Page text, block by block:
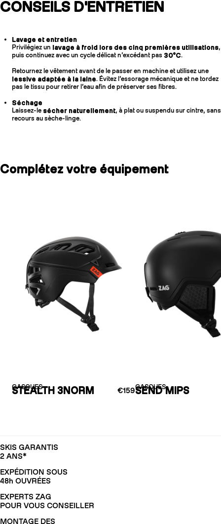
CONSEILS D'ENTRETIEN
Lavage et entretien
Privilégiez un lavage à froid lors des cinq premières utilisations,
puis continuez avec un cycle délicat n’excédant pas 30°C.
Retournez le vêtement avant de le passer en machine et utilisez une
lessive adaptée à la laine. Évitez l’essorage mécanique et ne tordez
pas le tissu pour retirer l’eau afin de préserver ses fibres.
Séchage
Laissez-le sécher naturellement, à plat ou suspendu sur cintre, sans
recours au sèche-linge.
Complétez votre équipement
CASQUES
STEALTH 3NORM €159CASQUES
SEND MIPS
SKIS GARANTIS
2 ANS*
EXPÉDITION SOUS
48h OUVRÉES
EXPERTS ZAG
POUR VOUS CONSEILLER
MONTAGE DES